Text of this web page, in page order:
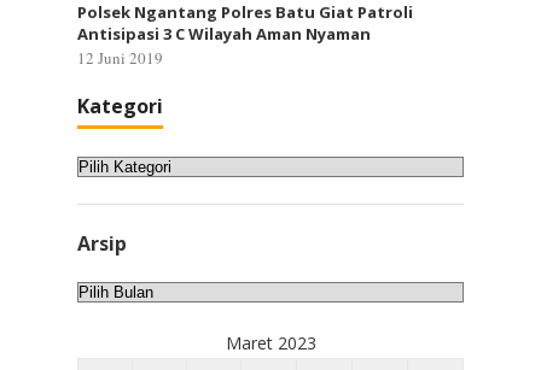
Polsek Ngantang Polres Batu Giat Patroli
Antisipasi 3 C Wilayah Aman Nyaman
12 Juni 2019
Kategori
Kategori
Arsip
Arsip
Maret 2023